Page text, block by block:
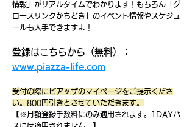
情報」がリアルタイムでわかります！もちろん「グ
ロースリンクかちどき」のイベント情報やスケジュ
ールも入手できますよ！
登録はこちらから（無料）：
www.piazza-life.com
受付の際にピアッザのマイページをご提示くださ
い。800円引きとさせていただきます。
【※月額登録手数料にのみ適用されます。1DAYパ